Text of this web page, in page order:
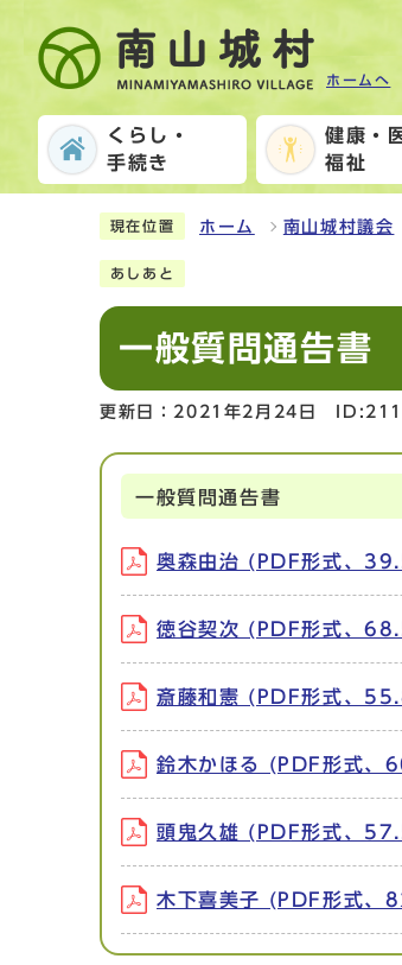
ホームへ
くらし・
手続き
健康・
福祉
現在位置 ホーム 南山城村議会
あしあと
一般質問通告書
更新日：2021年2月24日
一般質問通告書
奥森由治 (PDF形式、
徳谷契次 (PDF形式、
斎藤和憲 (PDF形式、
鈴木かほる (PDF形式、
頭鬼久雄 (PDF形式、
木下喜美子 (PDF形式、